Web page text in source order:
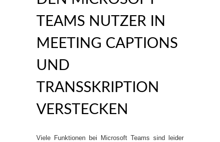
TEAMS NUTZER IN
MEETING CAPTIONS
UND
TRANSSKRIPTION
VERSTECKEN
Viele Funktionen bei Microsoft Teams sind leider